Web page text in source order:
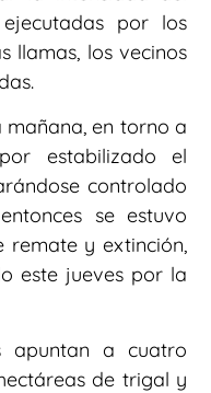
por los
llamas, los vecinos
mañana, en torno a
estabilizado el
controlado
se estuvo
remate y extinción,
este jueves por la
apuntan a cuatro
de trigal y